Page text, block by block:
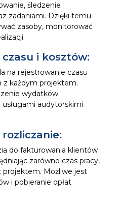
śledzenie
zadaniami. Dzięki temu
zasoby, monitorować
i kosztów:
na rejestrowanie czasu
z każdym projektem.
wydatków
audytorskimi
do fakturowania klientów
zarówno czas pracy,
projektem. Możliwe jest
i pobieranie opłat